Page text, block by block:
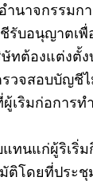
นาจกรรมก
บอนุญาตเพื่
ษัทต้องแต่งตั้
วจสอบบัญชีไ
เริมก่อการท
นแก่ผู้ริเริ่ม
ติโดยที่ประชุ